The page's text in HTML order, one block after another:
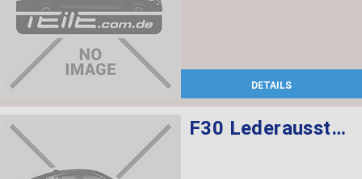
DETAILS
F30 Lederausstattung, Sportsitze, elekt. verstellbar mit memory, Sitzheizung vorne